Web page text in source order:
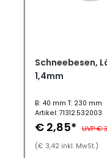
Schneebesen,
1,4mm
B: 40 mm T: 230 mm
Artikel: 71312.532003
€ 2,85* UVP €
(€ 3,42 inkl. MwSt.)